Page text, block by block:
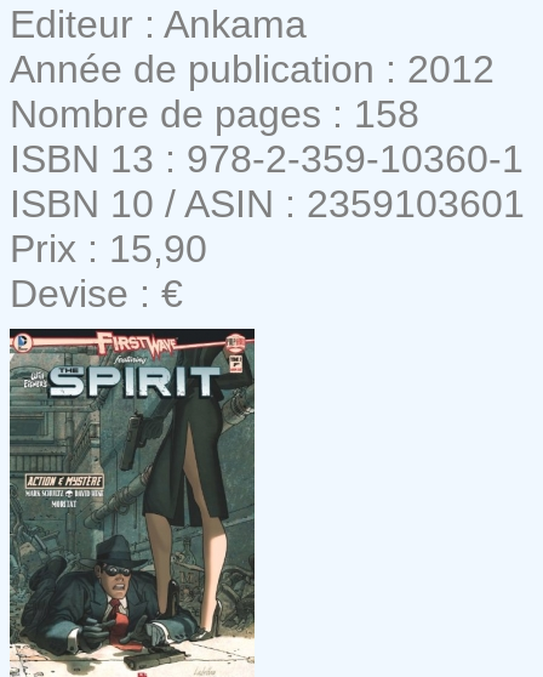
Editeur : Ankama
Année de publication : 2012
Nombre de pages : 158
ISBN 13 : 978-2-359-10360-1
ISBN 10 / ASIN : 2359103601
Prix : 15,90
Devise : €